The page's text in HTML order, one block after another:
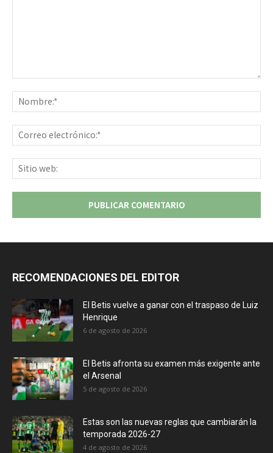
RECOMENDACIONES DEL EDITOR
El Betis vuelve a ganar con el traspaso de Luiz
Henrique
6 de agosto de 2026
El Betis afronta su examen más exigente ante
el Arsenal
5 de agosto de 2026
Estas son las nuevas reglas que cambiarán la
temporada 2026-27
4 de agosto de 2026